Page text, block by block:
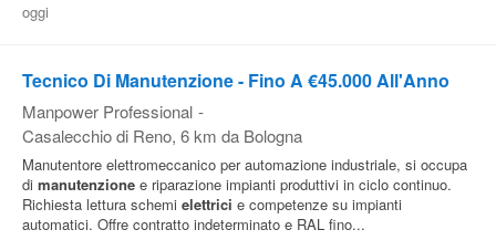
oggi
Tecnico Di Manutenzione - Fino A €45.000 All'Anno
Manpower Professional -
Casalecchio di Reno, 6 km da Bologna
Manutentore elettromeccanico per automazione industriale, si occupa
di manutenzione e riparazione impianti produttivi in ciclo continuo.
Richiesta lettura schemi elettrici e competenze su impianti
automatici. Offre contratto indeterminato e RAL fino...